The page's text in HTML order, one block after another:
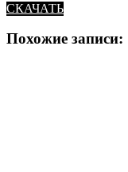
СКАЧАТЬ
Похожие записи: